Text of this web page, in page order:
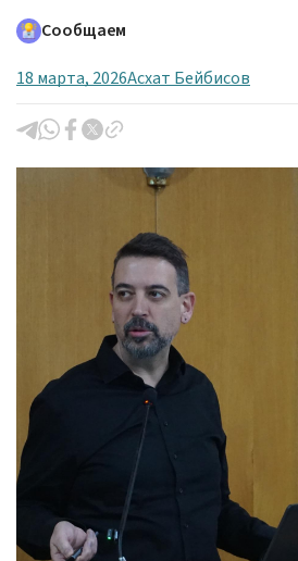
Сообщаем
18 марта, 2026Асхат Бейбисов